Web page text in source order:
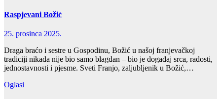
Raspjevani Božić
25. prosinca 2025.
Draga braćo i sestre u Gospodinu, Božić u našoj franjevačkoj
tradiciji nikada nije bio samo blagdan – bio je događaj srca, radosti,
jednostavnosti i pjesme. Sveti Franjo, zaljubljenik u Božić,…
Oglasi